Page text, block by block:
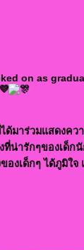
on as
ด้มาร่วมแสดงคว
น่ารักๆของเด็กนั
องเด็กๆ ได้ภูมิใจ